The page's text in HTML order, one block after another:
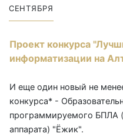
СЕНТЯБРЯ
Проект конкурса
информатизации на
И еще один новый не
конкурса* -
программируемого БПЛА
аппарата) "Ёжик".